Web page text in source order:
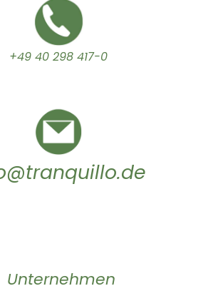
+49 40 298 417-0
Unternehmen